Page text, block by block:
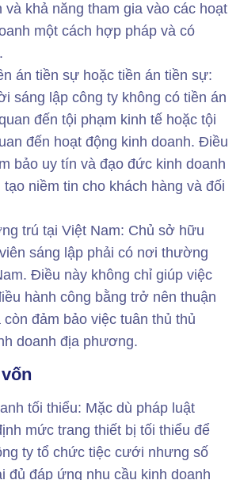
và khả năng tham gia vào các hoạt
một cách hợp pháp và có
án tiền sự hoặc tiền án tiền sự:
sáng lập công ty không có tiền án
đến tội phạm kinh tế hoặc tội
đến hoạt động kinh doanh. Điều
bảo uy tín và đạo đức kinh doanh
tạo niềm tin cho khách hàng và đối
trú tại Việt Nam: Chủ sở hữu
sáng lập phải có nơi thường
Điều này không chỉ giúp việc
hành công bằng trở nên thuận
đảm bảo việc tuân thủ thủ
doanh địa phương.
tối thiểu: Mặc dù pháp luật
mức trang thiết bị tối thiểu để
ty tổ chức tiệc cưới nhưng số
đủ đáp ứng nhu cầu kinh doanh